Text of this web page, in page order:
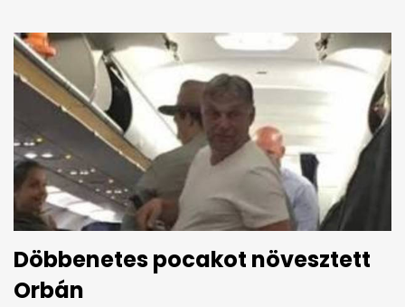
Döbbenetes pocakot növesztett
Orbán